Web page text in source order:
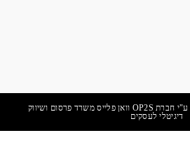
נבנה באהבה לאושר עיצובים ע"י חברת OP2S וואן פלייס משרד פרסום ושיווק
דיגיטלי לעסקים